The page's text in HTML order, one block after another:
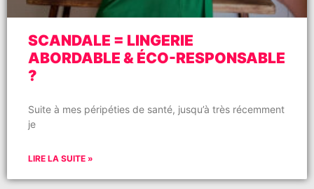
SCANDALE = LINGERIE
ABORDABLE & ÉCO-RESPONSABLE
?
Suite à mes péripéties de santé, jusqu’à très récemment
je
LIRE LA SUITE »